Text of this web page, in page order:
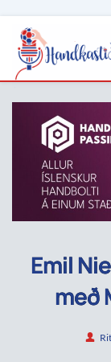
Emil
með